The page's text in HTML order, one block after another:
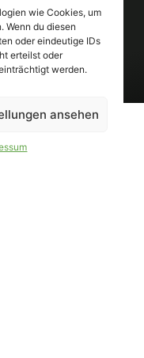
wie Cookies, um
Wenn du diesen
oder eindeutige IDs
erteilst oder
werden.
ansehen